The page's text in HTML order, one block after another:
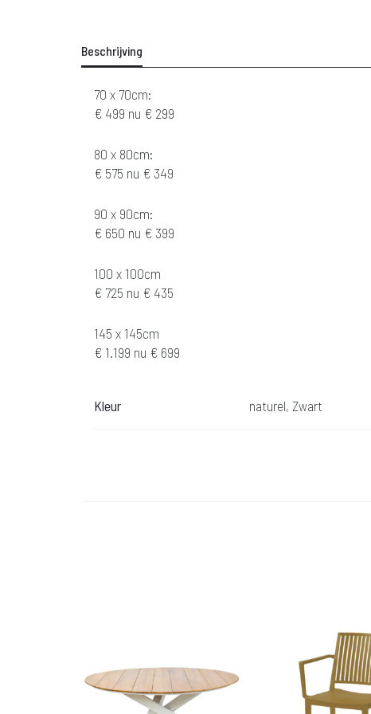
Beschrijving
70 x 70cm:
€ 499 nu € 299
80 x 80cm:
€ 575 nu € 349
90 x 90cm:
€ 650 nu € 399
100 x 100cm
€ 725 nu € 435
145 x 145cm
€ 1.199 nu € 699
Kleur naturel, Zwart